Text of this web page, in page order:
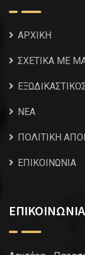
ΑΡΧΙΚΗ
ΣΧΕΤΙΚΑ ΜΕ
NEA
ΠΟΛΙΤΙΚΗ
ΕΠΙΚΟΙΝΩΝΙΑ
ΕΠΙΚΟΙΝΩΝΙΑ